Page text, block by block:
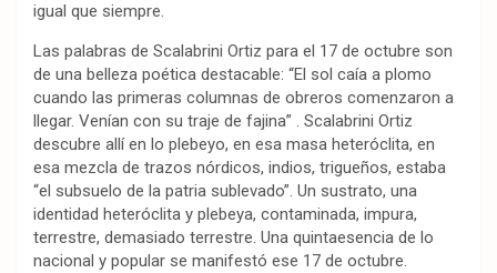
igual que siempre.
Las palabras de Scalabrini Ortiz para el 17 de octubre son
de una belleza poética destacable: “El sol caía a plomo
cuando las primeras columnas de obreros comenzaron a
llegar. Venían con su traje de fajina” . Scalabrini Ortiz
descubre allí en lo plebeyo, en esa masa heteróclita, en
esa mezcla de trazos nórdicos, indios, trigueños, estaba
“el subsuelo de la patria sublevado”. Un sustrato, una
identidad heteróclita y plebeya, contaminada, impura,
terrestre, demasiado terrestre. Una quintaesencia de lo
nacional y popular se manifestó ese 17 de octubre.